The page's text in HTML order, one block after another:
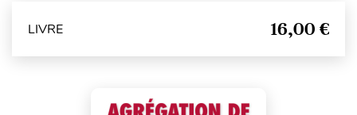
LIVRE 16,00 €